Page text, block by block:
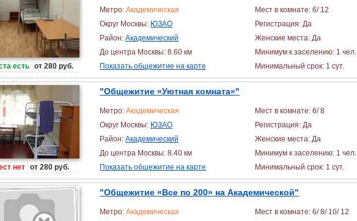
есть от 280 руб.
Метро:Академическая
Округ Москвы: ЮЗАО
Район:Академический
До центра Москвы: 8.60 км
Показать общежитие на карте
Мест в комнате: 6/ 12
Регистрация: Да
Женские места: Да
Минимум к заселению: 1 чел.
Минимальный срок: 1 сут.
"Общежитие «Уютная комната»"
нет от 280 руб.
Метро:Академическая
Округ Москвы: ЮЗАО
Район:Академический
До центра Москвы: 8.40 км
Показать общежитие на карте
Мест в комнате: 6/ 8
Регистрация: Да
Женские места: Да
Минимум к заселению: 1 чел.
Минимальный срок: 1 сут.
"Общежитие «Все по 200» на Академической"
Метро:Академическая
Мест в комнате: 6/ 8/ 10/ 12